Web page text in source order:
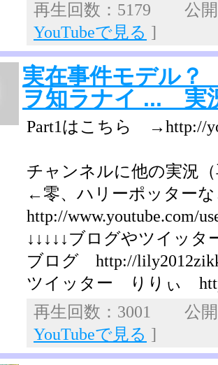
再生回数：5179 公
YouTubeで見る ]
実在事件モデル
ヲ知ラナイ ... 実
Part1はこちら →http://
チャンネルに他の実況
←零、ハリーポッター
http://www.youtube.com/
↓↓↓↓↓ブログやツイッタ
ブログ http://
ツイッター りりぃ
再生回数：3001 公
YouTubeで見る ]